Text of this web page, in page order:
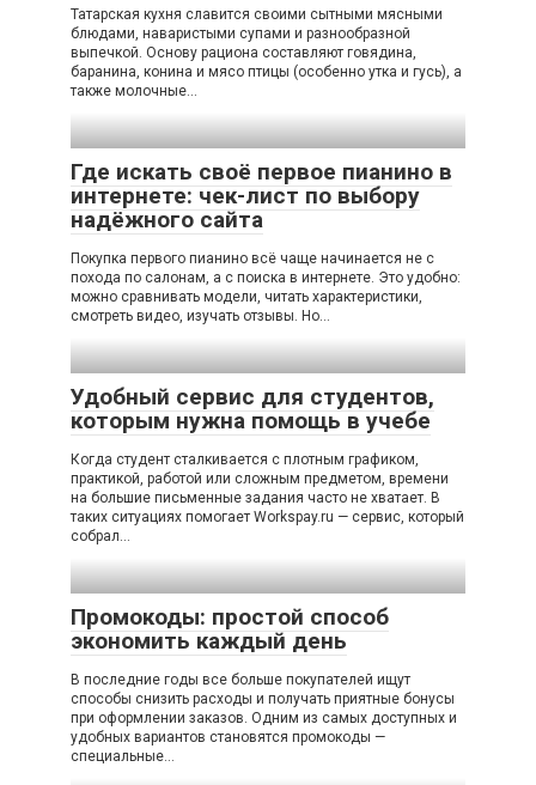
Татарская кухня славится своими сытными мясными
блюдами, наваристыми супами и разнообразной
выпечкой. Основу рациона составляют говядина,
баранина, конина и мясо птицы (особенно утка и гусь), а
также молочные…
Где искать своё первое пианино в
интернете: чек-лист по выбору
надёжного сайта
Покупка первого пианино всё чаще начинается не с
похода по салонам, а с поиска в интернете. Это удобно:
можно сравнивать модели, читать характеристики,
смотреть видео, изучать отзывы. Но…
Удобный сервис для студентов,
которым нужна помощь в учебе
Когда студент сталкивается с плотным графиком,
практикой, работой или сложным предметом, времени
на большие письменные задания часто не хватает. В
таких ситуациях помогает Workspay.ru — сервис, который
собрал…
Промокоды: простой способ
экономить каждый день
В последние годы все больше покупателей ищут
способы снизить расходы и получать приятные бонусы
при оформлении заказов. Одним из самых доступных и
удобных вариантов становятся промокоды —
специальные…